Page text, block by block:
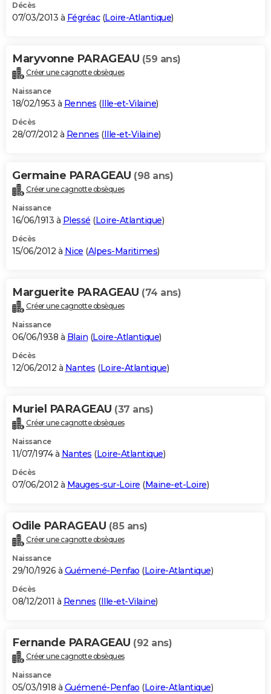
Décès
07/03/2013 à Fégréac(Loire-Atlantique)
Maryvonne PARAGEAU (59 ans)
Créer une cagnotte obsèques
Naissance
18/02/1953 à Rennes (Ille-et-Vilaine)
Décès
28/07/2012 à Rennes (Ille-et-Vilaine)
Germaine PARAGEAU (98 ans)
Créer une cagnotte obsèques
Naissance
16/06/1913 à Plessé (Loire-Atlantique)
Décès
15/06/2012 à Nice (Alpes-Maritimes)
Marguerite PARAGEAU (74 ans)
Créer une cagnotte obsèques
Naissance
06/06/1938 à Blain (Loire-Atlantique)
Décès
12/06/2012 à Nantes (Loire-Atlantique)
Muriel PARAGEAU (37 ans)
Créer une cagnotte obsèques
Naissance
11/07/1974 à Nantes (Loire-Atlantique)
Décès
07/06/2012 à Mauges-sur-Loire (Maine-et-Loire)
Odile PARAGEAU (85 ans)
Créer une cagnotte obsèques
Naissance
29/10/1926 à Guémené-Penfao (Loire-Atlantique)
Décès
08/12/2011 à Rennes (Ille-et-Vilaine)
Fernande PARAGEAU (92 ans)
Créer une cagnotte obsèques
Naissance
05/03/1918 à Guémené-Penfao (Loire-Atlantique)